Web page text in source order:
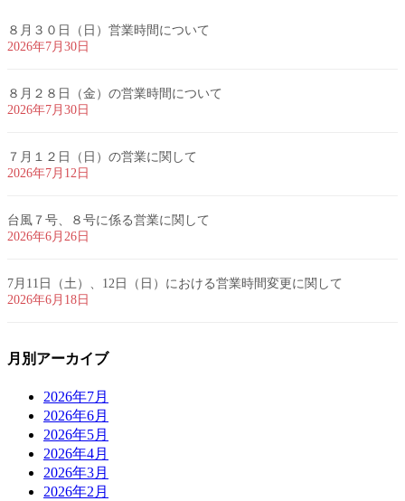
８月３０日（日）営業時間について
2026年7月30日
８月２８日（金）の営業時間について
2026年7月30日
７月１２日（日）の営業に関して
2026年7月12日
台風７号、８号に係る営業に関して
2026年6月26日
7月11日（土）、12日（日）における営業時間変更に関して
2026年6月18日
月別アーカイブ
2026年7月
2026年6月
2026年5月
2026年4月
2026年3月
2026年2月